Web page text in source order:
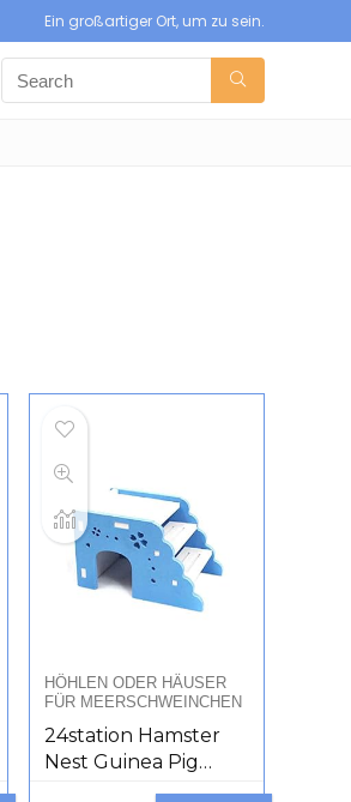
Ein großartiger Ort, um zu sein.
HÖHLEN ODER HÄUSER
FÜR MEERSCHWEINCHEN
24station Hamster
Nest Guinea Pig
House Golden Bear